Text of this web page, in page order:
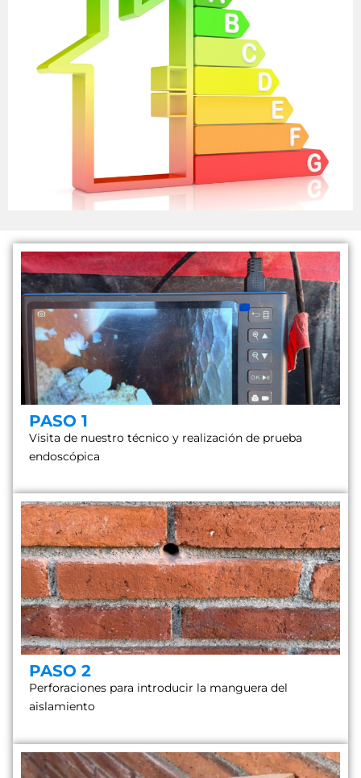
PASO 1
Visita de nuestro técnico y realización de prueba
endoscópica
PASO 2
Perforaciones para introducir la manguera del
aislamiento